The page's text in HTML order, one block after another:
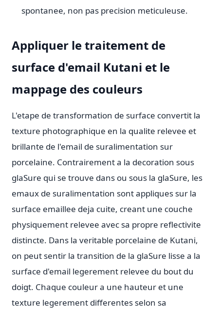
spontanee, non pas precision meticuleuse.
Appliquer le traitement de
surface d'email Kutani et le
mappage des couleurs
L'etape de transformation de surface convertit la
texture photographique en la qualite relevee et
brillante de l'email de suralimentation sur
porcelaine. Contrairement a la decoration sous
glaSure qui se trouve dans ou sous la glaSure, les
emaux de suralimentation sont appliques sur la
surface emaillee deja cuite, creant une couche
physiquement relevee avec sa propre reflectivite
distincte. Dans la veritable porcelaine de Kutani,
on peut sentir la transition de la glaSure lisse a la
surface d'email legerement relevee du bout du
doigt. Chaque couleur a une hauteur et une
texture legerement differentes selon sa